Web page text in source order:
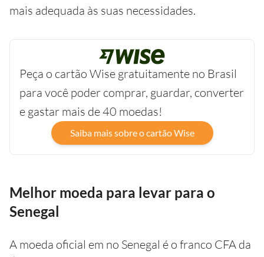
mais adequada às suas necessidades.
Peça o cartão Wise gratuitamente no Brasil
para você poder comprar, guardar, converter
e gastar mais de 40 moedas!
Saiba mais sobre o cartão Wise
Melhor moeda para levar para o
Senegal
A moeda oficial em no Senegal é o franco CFA da